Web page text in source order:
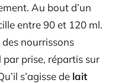
Au bout d’un
entre 90 et 120 ml.
nourrissons
prise, répartis sur
s’agisse de lait